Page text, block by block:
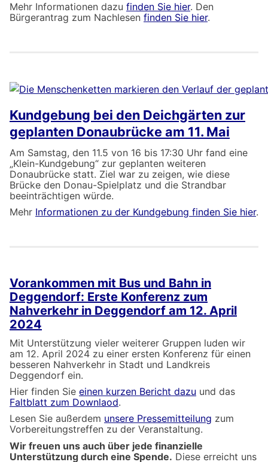
Mehr Informationen dazu finden Sie hier. Den
Bürgerantrag zum Nachlesen finden Sie hier.
Kundgebung bei den Deichgärten zur
geplanten Donaubrücke am 11. Mai
Am Samstag, den 11.5 von 16 bis 17:30 Uhr fand eine
„Klein-Kundgebung“ zur geplanten weiteren
Donaubrücke statt. Ziel war zu zeigen, wie diese
Brücke den Donau-Spielplatz und die Strandbar
beeinträchtigen würde.
Mehr Informationen zu der Kundgebung finden Sie hier.
Vorankommen mit Bus und Bahn in
Deggendorf: Erste Konferenz zum
Nahverkehr in Deggendorf am 12. April
2024
Mit Unterstützung vieler weiterer Gruppen luden wir
am 12. April 2024 zu einer ersten Konferenz für einen
besseren Nahverkehr in Stadt und Landkreis
Deggendorf ein.
Hier finden Sie einen kurzen Bericht dazu und das
Faltblatt zum Downlaod.
Lesen Sie außerdem unsere Pressemitteilung zum
Vorbereitungstreffen zu der Veranstaltung.
Wir freuen uns auch über jede finanzielle
Unterstützung durch eine Spende. Diese erreicht uns